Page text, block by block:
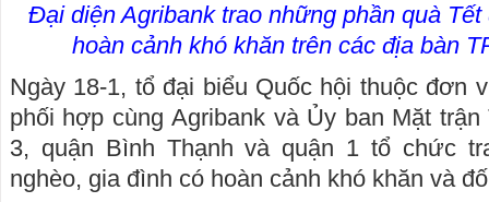
Đại diện Agribank trao những phần quà
hoàn cảnh khó khăn trên các địa bàn
Ngày 18-1, tổ đại biểu Quốc hội thuộc đơn
phối hợp cùng Agribank và Ủy ban Mặt
3, quận Bình Thạnh và quận 1 tổ chức
nghèo, gia đình có hoàn cảnh khó khăn và